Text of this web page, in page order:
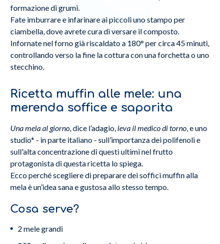
formazione di grumi.
Fate imburrare e infarinare ai piccoli uno stampo per
ciambella, dove avrete cura di versare il composto.
Infornate nel forno già riscaldato a 180° per circa 45 minuti,
controllando verso la fine la cottura con una forchetta o uno
stecchino.
Ricetta muffin alle mele: una
merenda soffice e saporita
Una mela al giorno, dice l’adagio,leva il medico di torno, e uno
studio* - in parte italiano - sull’importanza dei polifenoli e
sull'alta concentrazione di questi ultimi nel frutto
protagonista di questa ricetta lo spiega.
Ecco perché scegliere di preparare dei soffici muffin alla
mela è un’idea sana e gustosa allo stesso tempo.
Cosa serve?
2 mele grandi